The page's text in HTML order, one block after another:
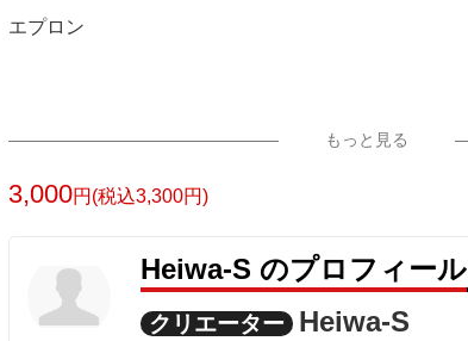
エプロン
もっと見る
3,000円(税込3,300円)
Heiwa-S のプロフィール
クリエーター Heiwa-S